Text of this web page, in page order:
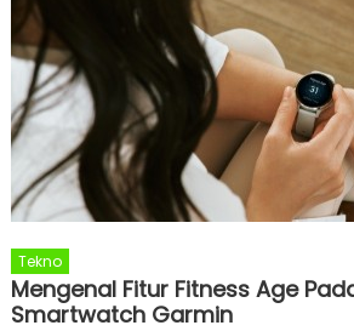
Tekno
Mengenal Fitur Fitness Age
Smartwatch Garmin